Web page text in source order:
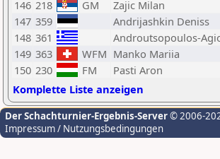
146 218 GM Zajic Milan
147 359 Andrijashkin Deniss
148 361 Androutsopoulos-
149 363 WFM Manko Mariia
150 230 FM Pasti Aron
Komplette Liste anzeigen
Der Schachturnier-Ergebnis-Server© 2006-
Impressum / Nutzungsbedingungen